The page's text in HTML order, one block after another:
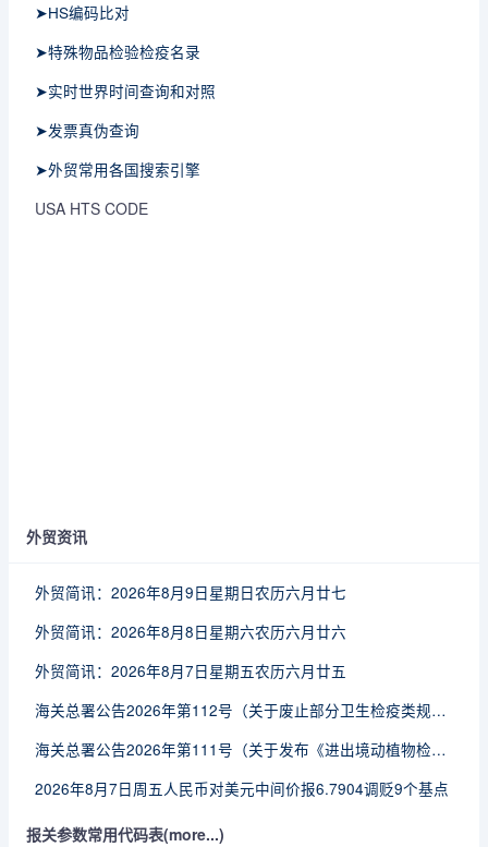
➤HS编码比对
➤特殊物品检验检疫名录
➤实时世界时间查询和对照
➤发票真伪查询
➤外贸常用各国搜索引擎
USA HTS CODE
外贸资讯
外贸简讯：2026年8月9日星期日农历六月廿七
外贸简讯：2026年8月8日星期六农历六月廿六
外贸简讯：2026年8月7日星期五农历六月廿五
海关总署公告2026年第112号（关于废止部分卫生检疫类规范性文件的公告）
海关总署公告2026年第111号（关于发布《进出境动植物检疫处理监督管理工作规定》《进出境卫生处理监督管理工作规定》的公告）
2026年8月7日周五人民币对美元中间价报6.7904调贬9个基点
报关参数常用代码表(more...)